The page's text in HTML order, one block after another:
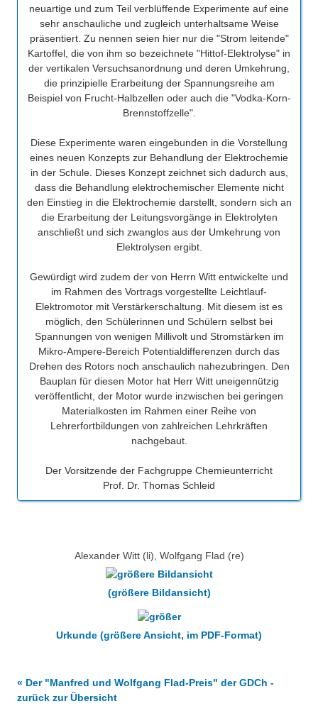
neuartige und zum Teil verblüffende Experimente auf eine
sehr anschauliche und zugleich unterhaltsame Weise
präsentiert. Zu nennen seien hier nur die "Strom leitende"
Kartoffel, die von ihm so bezeichnete "Hittof-Elektrolyse" in
der vertikalen Versuchsanordnung und deren Umkehrung,
die prinzipielle Erarbeitung der Spannungsreihe am
Beispiel von Frucht-Halbzellen oder auch die "Vodka-Korn-
Brennstoffzelle".
Diese Experimente waren eingebunden in die Vorstellung
eines neuen Konzepts zur Behandlung der Elektrochemie
in der Schule. Dieses Konzept zeichnet sich dadurch aus,
dass die Behandlung elektrochemischer Elemente nicht
den Einstieg in die Elektrochemie darstellt, sondern sich an
die Erarbeitung der Leitungsvorgänge in Elektrolyten
anschließt und sich zwanglos aus der Umkehrung von
Elektrolysen ergibt.
Gewürdigt wird zudem der von Herrn Witt entwickelte und
im Rahmen des Vortrags vorgestellte Leichtlauf-
Elektromotor mit Verstärkerschaltung. Mit diesem ist es
möglich, den Schülerinnen und Schülern selbst bei
Spannungen von wenigen Millivolt und Stromstärken im
Mikro-Ampere-Bereich Potentialdifferenzen durch das
Drehen des Rotors noch anschaulich nahezubringen. Den
Bauplan für diesen Motor hat Herr Witt uneigennützig
veröffentlicht, der Motor wurde inzwischen bei geringen
Materialkosten im Rahmen einer Reihe von
Lehrerfortbildungen von zahlreichen Lehrkräften
nachgebaut.
Der Vorsitzende der Fachgruppe Chemieunterricht
Prof. Dr. Thomas Schleid
Alexander Witt (li), Wolfgang Flad (re)
(größere Bildansicht)
Urkunde (größere Ansicht, im PDF-Format)
« Der "Manfred und Wolfgang Flad-Preis" der GDCh -
zurück zur Übersicht